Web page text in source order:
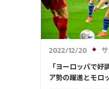
2022/12/20
「ヨーロッパで
ア勢の躍進とモロ